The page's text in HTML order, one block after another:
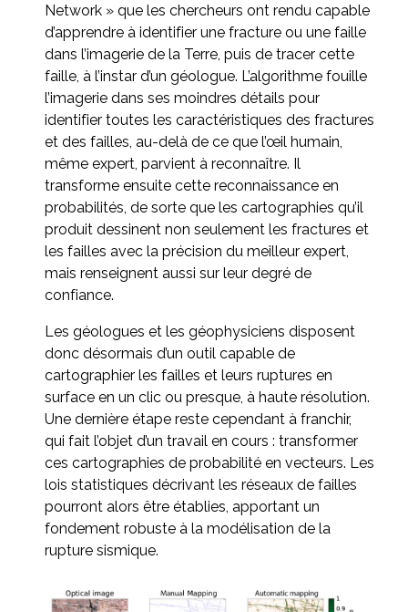
Network » que les chercheurs ont rendu capable
d’apprendre à identifier une fracture ou une faille
dans l’imagerie de la Terre, puis de tracer cette
faille, à l’instar d’un géologue. L’algorithme fouille
l’imagerie dans ses moindres détails pour
identifier toutes les caractéristiques des fractures
et des failles, au-delà de ce que l’œil humain,
même expert, parvient à reconnaître. Il
transforme ensuite cette reconnaissance en
probabilités, de sorte que les cartographies qu’il
produit dessinent non seulement les fractures et
les failles avec la précision du meilleur expert,
mais renseignent aussi sur leur degré de
confiance.
Les géologues et les géophysiciens disposent
donc désormais d’un outil capable de
cartographier les failles et leurs ruptures en
surface en un clic ou presque, à haute résolution.
Une dernière étape reste cependant à franchir,
qui fait l’objet d’un travail en cours : transformer
ces cartographies de probabilité en vecteurs. Les
lois statistiques décrivant les réseaux de failles
pourront alors être établies, apportant un
fondement robuste à la modélisation de la
rupture sismique.